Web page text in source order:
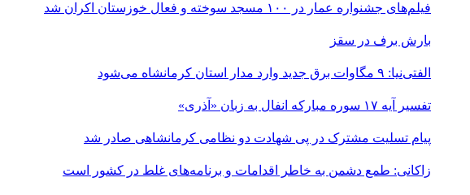
فیلم‌های جشنواره عمار در ۱۰۰ مسجد سوخته و فعال خوزستان اکران شد
بارش برف در سقز
الفتی‌نیا: ۹ مگاوات برق جدید وارد مدار استان کرمانشاه می‌شود
تفسیر آیه ۱۷ سوره مبارکه انفال به زبان «آذری»
پیام تسلیت مشترک در پی شهادت دو نظامی کرمانشاهی صادر شد
زاکانی: طمع دشمن به خاطر اقدامات و برنامه‌های غلط در کشور است